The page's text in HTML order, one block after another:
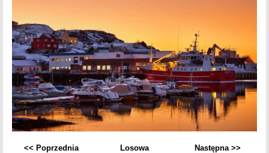
<< Poprzednia Losowa Następna >>